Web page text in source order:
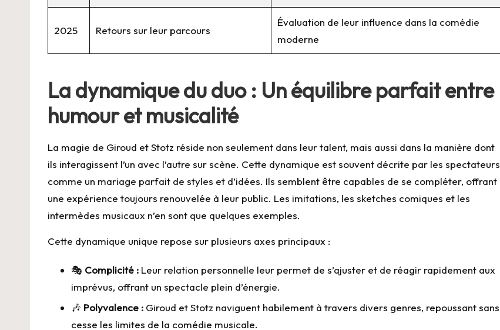
2025 Retours sur leur parcours
Évaluation de leur influence dans la comédie
moderne
La dynamique du duo : Un équilibre parfait entre
humour et musicalité
La magie de Giroud et Stotz réside non seulement dans leur talent, mais aussi dans la manière dont
ils interagissent l’un avec l’autre sur scène. Cette dynamique est souvent décrite par les spectateurs
comme un mariage parfait de styles et d’idées. Ils semblent être capables de se compléter, offrant
une expérience toujours renouvelée à leur public. Les imitations, les sketches comiques et les
intermèdes musicaux n’en sont que quelques exemples.
Cette dynamique unique repose sur plusieurs axes principaux :
🎭 Complicité : Leur relation personnelle leur permet de s’ajuster et de réagir rapidement aux
imprévus, offrant un spectacle plein d’énergie.
🎶 Polyvalence : Giroud et Stotz naviguent habilement à travers divers genres, repoussant sans
cesse les limites de la comédie musicale.